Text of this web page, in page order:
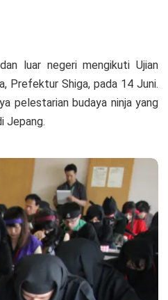
luar negeri mengikuti Ujian
Prefektur Shiga, pada 14 Juni.
pelestarian budaya ninja yang
Jepang.